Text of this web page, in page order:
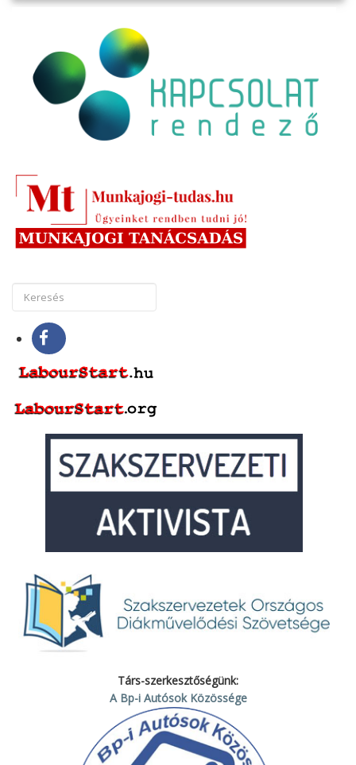
Társ-szerkesztőségünk:
A Bp-i Autósok Közössége